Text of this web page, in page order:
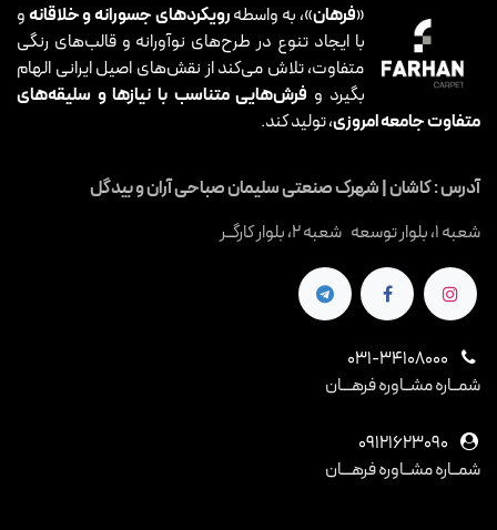
«فرهان»، به واسطهرویکردهای جسورانه و خلاقانهو
با ایجاد تنوع در طرح‌های نوآورانه و قالب‌های رنگی
متفاوت، تلاش می‌کند از نقش‌های اصیل ایرانی الهام
بگیرد و فرش‌هایی متناسب با نیازها و سلیقه‌های
متفاوت جامعه امروزی، تولید کند.
آدرس : کاشان | شهرک صنعتی سلیمان صباحی آران و بیدگل
شعبه 1، بلوار توسعه شعبه 2، بلوار کارگــر
031-34108000
شمــاره مشــاوره فرهـــان
09121623090
شمــاره مشــاوره فرهـــان